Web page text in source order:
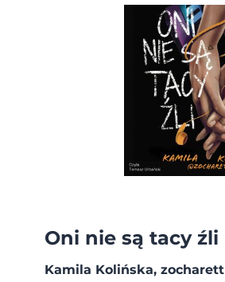
Oni nie są tacy źli
Kamila Kolińska, zocharett